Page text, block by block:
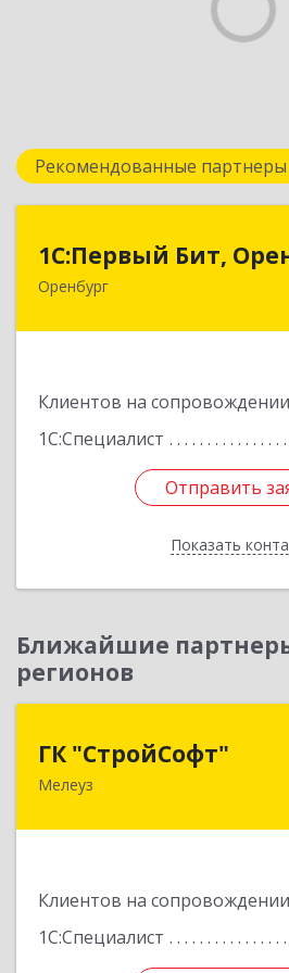
Рекомендованные партнеры
1С:Первый Бит,
Оренбург
Клиентов на сопровождении
1С:Специалист
Отправить
Показать
1С:Первый
460044, Оренбургская обл,
Отправить
Назад
Ближайшие
регионов
ГК "СтройСофт"
Мелеуз
Клиентов на сопровождении
1С:Специалист
453852, Башкортостан